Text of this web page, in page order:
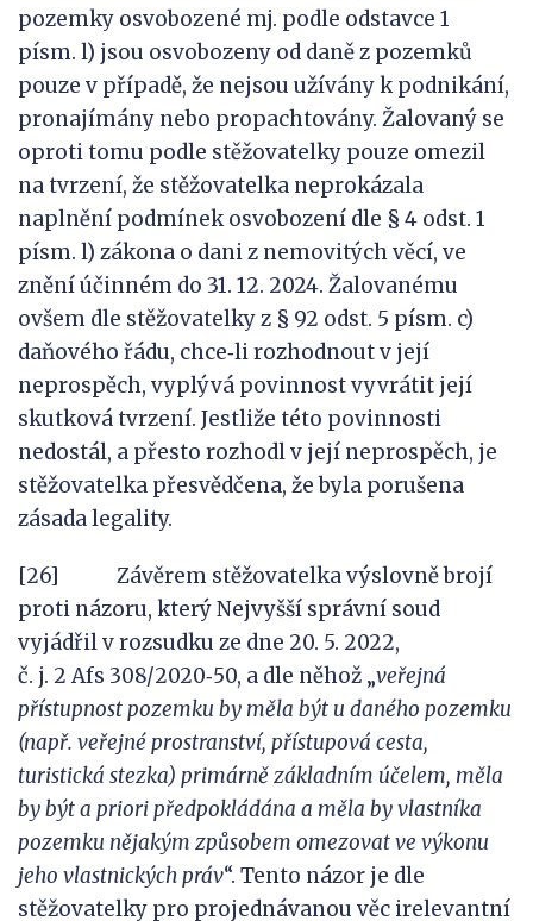
pozemky osvobozené mj. podle odstavce 1
písm. l) jsou osvobozeny od daně z pozemků
pouze v případě, že nejsou užívány k podnikání,
pronajímány nebo propachtovány. Žalovaný se
oproti tomu podle stěžovatelky pouze omezil
na tvrzení, že stěžovatelka neprokázala
naplnění podmínek osvobození dle § 4 odst. 1
písm. l) zákona o dani z nemovitých věcí, ve
znění účinném do 31. 12. 2024. Žalovanému
ovšem dle stěžovatelky z § 92 odst. 5 písm. c)
daňového řádu, chce‑li rozhodnout v její
neprospěch, vyplývá povinnost vyvrátit její
skutková tvrzení. Jestliže této povinnosti
nedostál, a přesto rozhodl v její neprospěch, je
stěžovatelka přesvědčena, že byla porušena
zásada legality.
[26] Závěrem stěžovatelka výslovně brojí
proti názoru, který Nejvyšší správní soud
vyjádřil v rozsudku ze dne 20. 5. 2022,
č. j. 2 Afs 308/2020‑50, a dle něhož „veřejná
přístupnost pozemku by měla být u daného pozemku
(např. veřejné prostranství, přístupová cesta,
turistická stezka) primárně základním účelem, měla
by býta prioripředpokládána a měla by vlastníka
pozemku nějakým způsobem omezovat ve výkonu
jeho vlastnických práv“. Tento názor je dle
stěžovatelky pro projednávanou věc irelevantní